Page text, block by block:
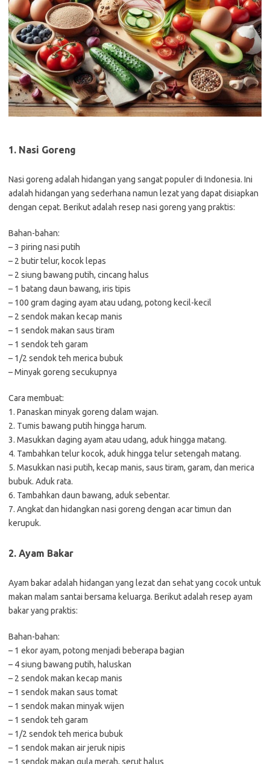
1. Nasi Goreng
Nasi goreng adalah hidangan yang sangat populer di Indonesia. Ini
adalah hidangan yang sederhana namun lezat yang dapat disiapkan
dengan cepat. Berikut adalah resep nasi goreng yang praktis:
Bahan-bahan:
– 3 piring nasi putih
– 2 butir telur, kocok lepas
– 2 siung bawang putih, cincang halus
– 1 batang daun bawang, iris tipis
– 100 gram daging ayam atau udang, potong kecil-kecil
– 2 sendok makan kecap manis
– 1 sendok makan saus tiram
– 1 sendok teh garam
– 1/2 sendok teh merica bubuk
– Minyak goreng secukupnya
Cara membuat:
1. Panaskan minyak goreng dalam wajan.
2. Tumis bawang putih hingga harum.
3. Masukkan daging ayam atau udang, aduk hingga matang.
4. Tambahkan telur kocok, aduk hingga telur setengah matang.
5. Masukkan nasi putih, kecap manis, saus tiram, garam, dan merica
bubuk. Aduk rata.
6. Tambahkan daun bawang, aduk sebentar.
7. Angkat dan hidangkan nasi goreng dengan acar timun dan
kerupuk.
2. Ayam Bakar
Ayam bakar adalah hidangan yang lezat dan sehat yang cocok untuk
makan malam santai bersama keluarga. Berikut adalah resep ayam
bakar yang praktis:
Bahan-bahan:
– 1 ekor ayam, potong menjadi beberapa bagian
– 4 siung bawang putih, haluskan
– 2 sendok makan kecap manis
– 1 sendok makan saus tomat
– 1 sendok makan minyak wijen
– 1 sendok teh garam
– 1/2 sendok teh merica bubuk
– 1 sendok makan air jeruk nipis
– 1 sendok makan gula merah, serut halus